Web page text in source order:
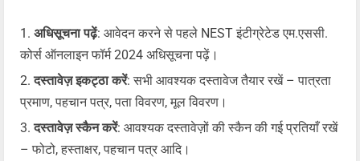
अधिसूचना पढ़ें: आवेदन करने से पहले NEST इंटीग्रेटेड एम.एससी.
कोर्स ऑनलाइन फॉर्म 2024 अधिसूचना पढ़ें।
दस्तावेज़ इकट्ठा करें: सभी आवश्यक दस्तावेज तैयार रखें – पात्रता
प्रमाण, पहचान पत्र, पता विवरण, मूल विवरण।
दस्तावेज़ स्कैन करें: आवश्यक दस्तावेज़ों की स्कैन की गई प्रतियाँ रखें
– फोटो, हस्ताक्षर, पहचान पत्र आदि।